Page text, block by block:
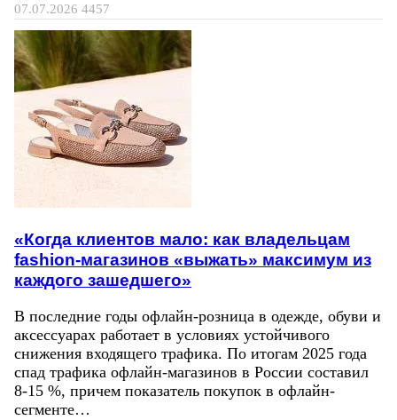
07.07.2026 4457
«Когда клиентов мало: как владельцам
fashion-магазинов «выжать» максимум из
каждого зашедшего»
В последние годы офлайн-розница в одежде, обуви и
аксессуарах работает в условиях устойчивого
снижения входящего трафика. По итогам 2025 года
спад трафика офлайн-магазинов в России составил
8-15 %, причем показатель покупок в офлайн-
сегменте…